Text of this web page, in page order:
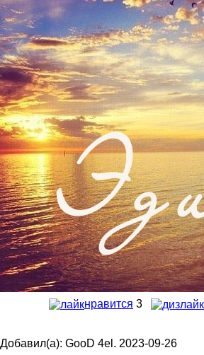
нравится 3
Добавил(а): GooD 4el. 2023-09-26